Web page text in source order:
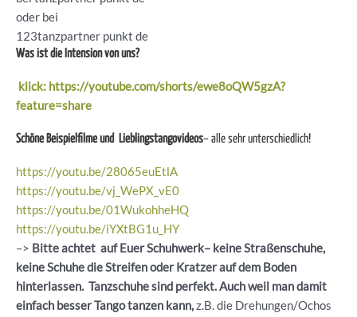
oder bei
123tanzpartner punkt de
Was ist die Intension von uns?
klick: https://youtube.com/shorts/ewe8oQW5gzA?
feature=share
Schöne Beispielfilme und Lieblingstangovideos– alle sehr unterschiedlich!
https://youtu.be/28065euEtlA
https://youtu.be/vj_WePX_vE0
https://youtu.be/01WukohheHQ
https://youtu.be/iYXtBG1u_HY
–> Bitte achtet auf Euer Schuhwerk– keine Straßenschuhe,
keine Schuhe die Streifen oder Kratzer auf dem Boden
hinterlassen. Tanzschuhe sind perfekt. Auch weil man damit
einfach besser Tango tanzen kann,z.B. die Drehungen/Ochos